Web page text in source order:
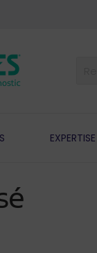
EXPERTISE